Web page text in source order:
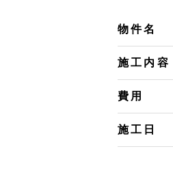
物件名
施工内容
費用
施工日